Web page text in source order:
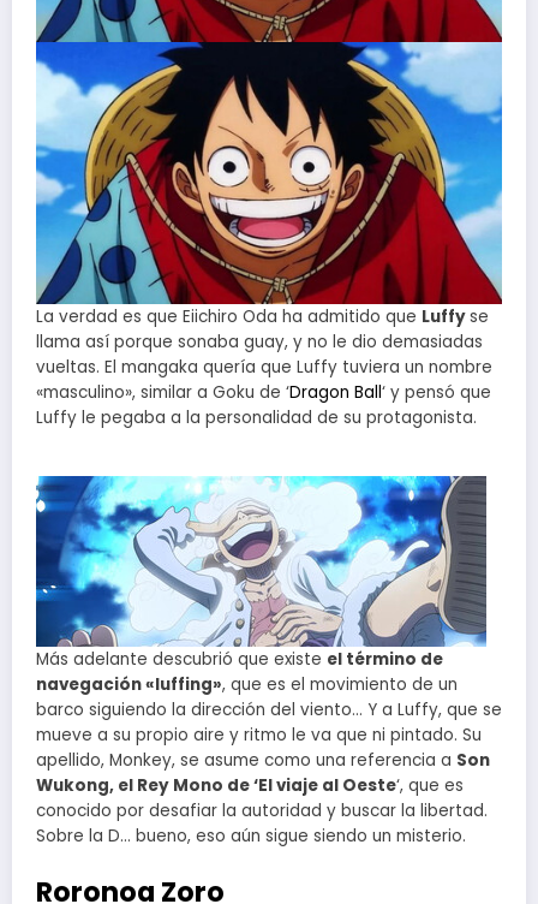
La verdad es que Eiichiro Oda ha admitido que Luffyse
llama así porque sonaba guay, y no le dio demasiadas
vueltas. El mangaka quería que Luffy tuviera un nombre
«masculino», similar a Goku de ‘Dragon Ball‘ y pensó que
Luffy le pegaba a la personalidad de su protagonista.
Más adelante descubrió que existe el término de
navegación «luffing», que es el movimiento de un
barco siguiendo la dirección del viento… Y a Luffy, que se
mueve a su propio aire y ritmo le va que ni pintado. Su
apellido, Monkey, se asume como una referencia a Son
Wukong, el Rey Mono de ‘El viaje al Oeste‘, que es
conocido por desafiar la autoridad y buscar la libertad.
Sobre la D… bueno, eso aún sigue siendo un misterio.
Roronoa Zoro